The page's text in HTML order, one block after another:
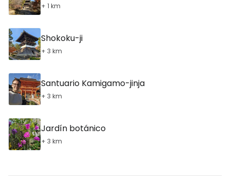
+ 1 km
Shokoku-ji
+ 3 km
Santuario Kamigamo-jinja
+ 3 km
Jardín botánico
+ 3 km